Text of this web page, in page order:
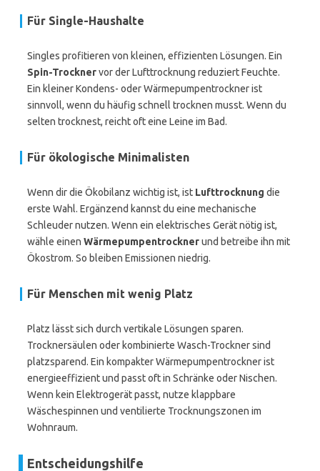
Für Single-Haushalte
Singles profitieren von kleinen, effizienten Lösungen. Ein
Spin-Trocknervor der Lufttrocknung reduziert Feuchte.
Ein kleiner Kondens- oder Wärmepumpentrockner ist
sinnvoll, wenn du häufig schnell trocknen musst. Wenn du
selten trocknest, reicht oft eine Leine im Bad.
Für ökologische Minimalisten
Wenn dir die Ökobilanz wichtig ist, ist Lufttrocknung die
erste Wahl. Ergänzend kannst du eine mechanische
Schleuder nutzen. Wenn ein elektrisches Gerät nötig ist,
wähle einen Wärmepumpentrocknerund betreibe ihn mit
Ökostrom. So bleiben Emissionen niedrig.
Für Menschen mit wenig Platz
Platz lässt sich durch vertikale Lösungen sparen.
Trocknersäulen oder kombinierte Wasch-Trockner sind
platzsparend. Ein kompakter Wärmepumpentrockner ist
energieeffizient und passt oft in Schränke oder Nischen.
Wenn kein Elektrogerät passt, nutze klappbare
Wäschespinnen und ventilierte Trocknungszonen im
Wohnraum.
Entscheidungshilfe